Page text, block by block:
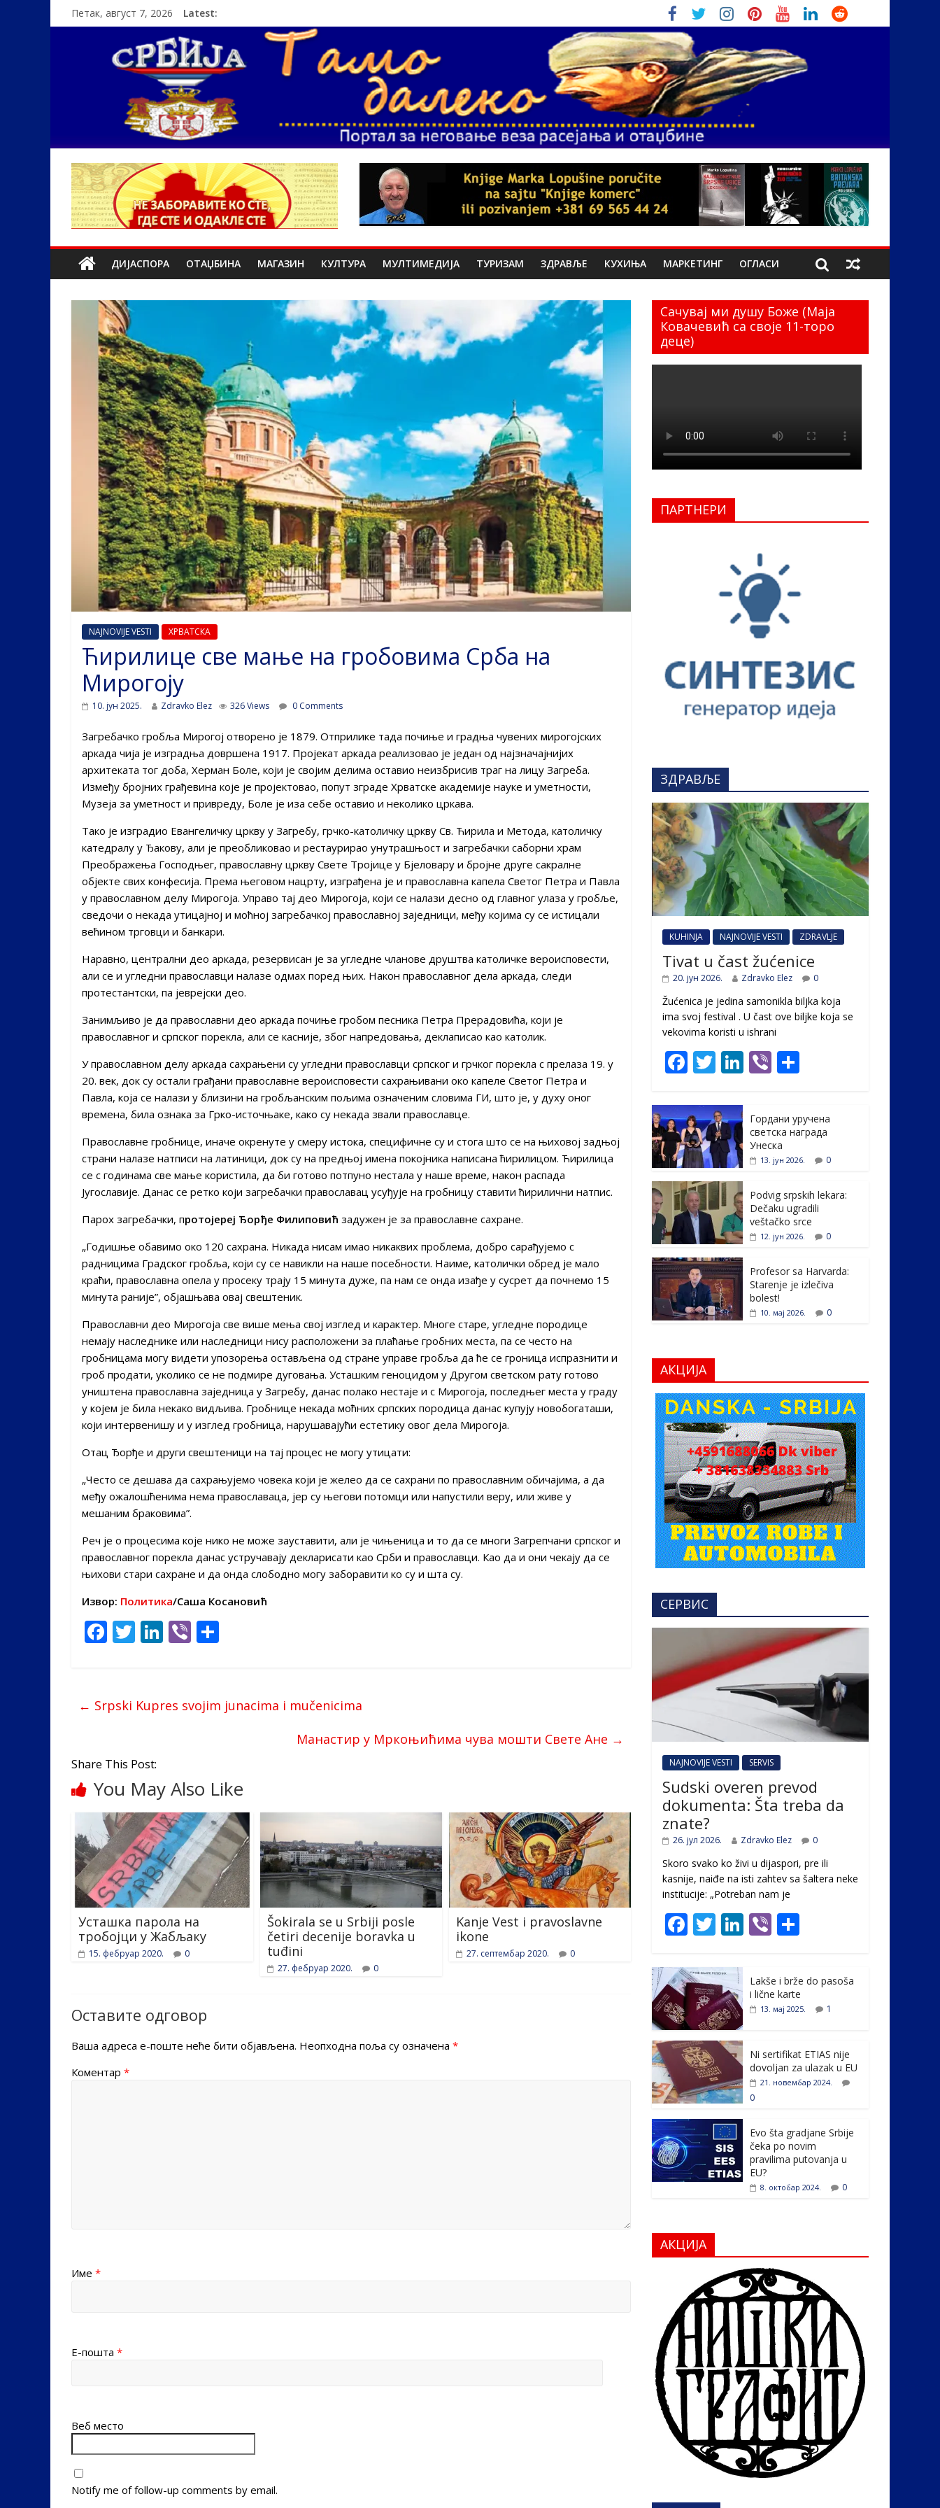
Петак, август 7, 2026 Latest:
ДИЈАСПОРА ОТАЏБИНА МАГАЗИН КУЛТУРА МУЛТИМЕДИЈА ТУРИЗАМ ЗДРАВЉЕ КУХИЊА МАРКЕТИНГ ОГЛАСИ
NAJNOVIJE VESTI ХРВАТСКА
Ћирилице све мање на гробовима Срба на
Мирогоју
10. јун 2025. Zdravko Elez 326 Views 0 Comments
Загребачко гробља Мирогој отворено је 1879. Отприлике тада почиње и градња чувених мирогојских
аркада чија је изградња довршена 1917. Пројекат аркада реализовао је један од најзначајнијих
архитеката тог доба, Херман Боле, који је својим делима оставио неизбрисив траг на лицу Загреба.
Између бројних грађевина које је пројектовао, попут зграде Хрватске академије науке и уметности,
Музеја за уметност и привреду, Боле je иза себе оставио и неколико цркава.
Тако је изградио Евангеличку цркву у Загребу, грчко-католичку цркву Св. Ћирила и Метода, католичку
катедралу у Ђакову, али је преобликовао и рестаурирао унутрашњост и загребачки саборни храм
Преображења Господњег, православну цркву Свете Тројице у Бјеловару и бројне друге сакралне
објекте свих конфесија. Према његовом нацрту, изграђена је и православна капела Светог Петра и Павла
у православном делу Мирогоја. Управо тај део Мирогоја, који се налази десно од главног улаза у гробље,
сведочи о некада утицајној и моћној загребачкој православној заједници, међу којима су се истицали
већином трговци и банкари.
Наравно, централни део аркада, резервисан је за угледне чланове друштва католичке вероисповести,
али се и угледни православци налазе одмах поред њих. Након православног дела аркада, следи
протестантски, па јеврејски део.
Занимљиво је да православни део аркада почиње гробом песника Петра Прерадовића, који је
православног и српског порекла, али се касније, због напредовања, деклаписао као католик.
У православном делу аркада сахрањени су угледни православци српског и грчког порекла с прелаза 19. у
20. век, док су остали грађани православне вероисповести сахрањивани око капеле Светог Петра и
Павла, која се налази у близини на гробљанским пољима означеним словима ГИ, што је, у духу оног
времена, била ознака за Грко-источњаке, како су некада звали православце.
Православне гробнице, иначе окренуте у смеру истока, специфичне су и стога што се на њиховој задњој
страни налазе натписи на латиници, док су на предњој имена покојника написана ћирилицом. Ћирилица
се с годинама све мање користила, да би готово потпуно нестала у наше време, након распада
Југославије. Данас се ретко који загребачки православац усуђује на гробницу ставити ћирилични натпис.
Парох загребачки, протојереј Ђорђе Филиповић задужен је за православне сахране.
„Годишње обавимо око 120 сахрана. Никада нисам имао никаквих проблема, добро сарађујемо с
радницима Градског гробља, који су се навикли на наше посебности. Наиме, католички обред је мало
краћи, православна опела у просеку трају 15 минута дуже, па нам се онда изађе у сусрет да почнемо 15
минута раније”, објашњава овај свештеник.
Православни део Мирогоја све више мења свој изглед и карактер. Многе старе, угледне породице
немају наследнике или наследници нису расположени за плаћање гробних места, па се често на
гробницама могу видети упозорења остављена од стране управе гробља да ће се гроница испразнити и
гроб продати, уколико се не подмире дуговања. Усташким геноцидом у Другом светском рату готово
уништена православна заједница у Загребу, данас полако нестаје и с Мирогоја, последњег места у граду
у којем је била некако видљива. Гробнице некада моћних српских породица данас купују новобогаташи,
који интервенишу и у изглед гробница, нарушавајући естетику овог дела Мирогоја.
Отац Ђорђе и други свештеници на тај процес не могу утицати:
„Често се дешава да сахрањујемо човека који је желео да се сахрани по православним обичајима, а да
међу ожалошћенима нема православаца, јер су његови потомци или напустили веру, или живе у
мешаним браковима”.
Реч је о процесима које нико не може зауставити, али је чињеница и то да се многи Загрепчани српског и
православног порекла данас устручавају декларисати као Срби и православци. Као да и они чекају да се
њихови стари сахране и да онда слободно могу заборавити ко су и шта су.
Извор: Политика/Саша Косановић
F
ac
b
o
k
T
w
er
Li
n
e
dI
Vi
b
e
← Srpski Kupres svojim junacima i mučenicima
Манастир у Мркоњићима чува мошти Свете Ане →
Share This Post:
You May Also Like
Усташка парола на
тробојци у Жабљаку
15. фебруар 2020. 0
Šokirala se u Srbiji posle
četiri decenije boravka u
tuđini
27. фебруар 2020. 0
Kanje Vest i pravoslavne
ikone
27. септембар 2020. 0
Оставите одговор
Ваша адреса е-поште неће бити објављена. Неопходна поља су означена *
Коментар *
Име *
Е-пошта *
Веб место
Notify me of follow-up comments by email.
Сачувај ми душу Боже (Маја
Ковачевић са своје 11-торо
деце)
ПАРТНЕРИ
ЗДРАВЉЕ
KUHINJA NAJNOVIJE VESTI ZDRAVLJE
Tivat u čast žućenice
20. јун 2026. Zdravko Elez 0
Žućenica je jedina samonikla biljka koja
ima svoj festival . U čast ovе biljke koja se
vekovima koristi u ishrani
F
e
b
o
o
k
T
itt
er
Li
e
dI
n
Vi
e
Гордани уручена
светска награда
Унеска
13. јун 2026. 0
Podvig srpskih lekara:
Dečaku ugradili
veštačko srce
12. јун 2026. 0
Profesor sa Harvarda:
Starenje je izlečiva
bolest!
10. мај 2026. 0
АКЦИЈА
СЕРВИС
NAJNOVIJE VESTI SERVIS
Sudski overen prevod
dokumenta: Šta treba da
znate?
26. јул 2026. Zdravko Elez 0
Skoro svako ko živi u dijaspori, pre ili
kasnije, naiđe na isti zahtev sa šaltera neke
institucije: „Potreban nam je
F
e
b
o
o
k
T
itt
er
Li
e
dI
Vi
er ar
e
Lakše i brže do pasoša
i lične karte
13. мај 2025. 1
Ni sertifikat ETIAS nije
dovoljan za ulazak u EU
21. новембар 2024.
0
Evo šta gradjane Srbije
čeka po novim
pravilima putovanja u
EU?
8. октобар 2024. 0
АКЦИЈА